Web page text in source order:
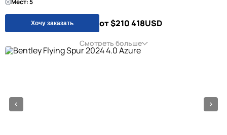
Мест: 5
Хочу заказать от $210 418USD
Смотреть больше